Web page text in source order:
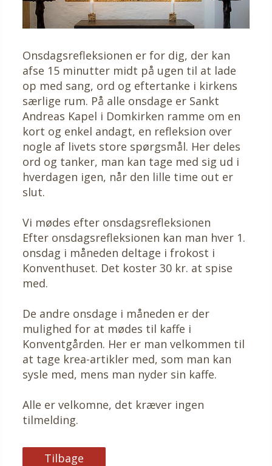
Onsdagsrefleksionen er for dig, der kan
afse 15 minutter midt på ugen til at lade
op med sang, ord og eftertanke i kirkens
særlige rum. På alle onsdage er Sankt
Andreas Kapel i Domkirken ramme om en
kort og enkel andagt, en refleksion over
nogle af livets store spørgsmål. Her deles
ord og tanker, man kan tage med sig ud i
hverdagen igen, når den lille time out er
slut.
Vi mødes efter onsdagsrefleksionen
Efter onsdagsrefleksionen kan man hver 1.
onsdag i måneden deltage i frokost i
Konventhuset. Det koster 30 kr. at spise
med.
De andre onsdage i måneden er der
mulighed for at mødes til kaffe i
Konventgården. Her er man velkommen til
at tage krea-artikler med, som man kan
sysle med, mens man nyder sin kaffe.
Alle er velkomne, det kræver ingen
tilmelding.
Tilbage